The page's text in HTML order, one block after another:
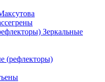
Зеркальные
(рефлекторы)